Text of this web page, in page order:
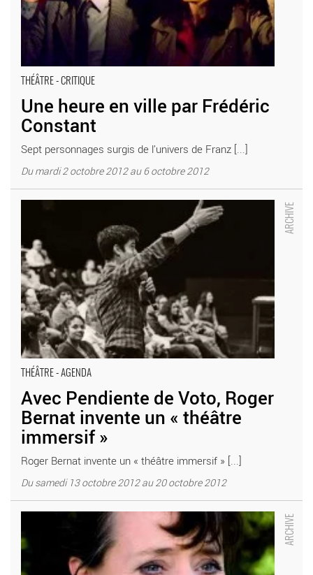
THÉÂTRE - CRITIQUE
Une heure en ville par Frédéric
Constant
Sept personnages surgis de l’univers de Franz [...]
Du mardi 2 octobre 2012 au 6 octobre 2012
THÉÂTRE - AGENDA
Avec Pendiente de Voto, Roger
Bernat invente un « théâtre
immersif »
Roger Bernat invente un « théâtre immersif » [...]
Du samedi 13 octobre 2012 au 20 octobre 2012
immersif » - Critique sortie Théâtre Noisiel La Ferme du Buisson
Perrier - Critique sortie Théâtre Paris _Maison des Métallos/